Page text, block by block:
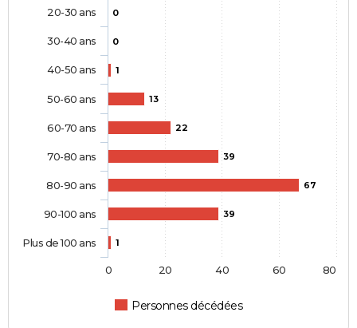
0
0
1
13
22
39
67
39
1
Personnes décédées
20-30 ans
30-40 ans
40-50 ans
50-60 ans
60-70 ans
70-80 ans
80-90 ans
90-100 ans
Plus de 100 ans
0 20 40 60 80